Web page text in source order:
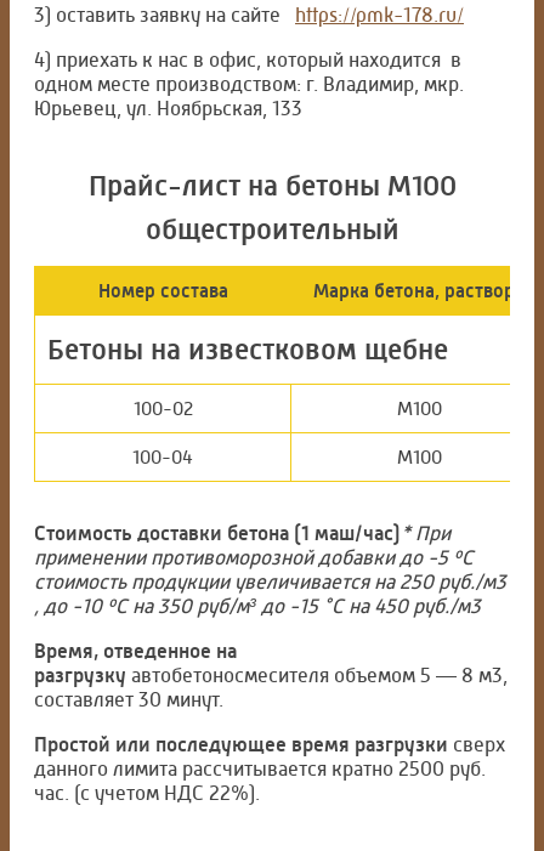
3) оставить заявку на сайте https://pmk-178.ru/
4) приехать к нас в офис, который находится в
одном месте производством: г. Владимир, мкр.
Юрьевец, ул. Ноябрьская, 133
Прайс-лист на бетоны М100
общестроительный
Номер состава Марка бетона, раствора
Бетоны на известковом щебне
100-02 М100
100-04 М100
Стоимость доставки бетона (1 маш/час) * При
применении противоморозной добавки до -5 ºС
стоимость продукции увеличивается на 250 руб./м3
, до -10 ºС на 350 руб/м³ до -15 °С на 450 руб./м3
Время, отведенное на
разгрузку автобетоносмесителя объемом 5 — 8 м3,
составляет 30 минут.
Простой или последующее время разгрузки сверх
данного лимита рассчитывается кратно 2500 руб.
час. (с учетом НДС 22%).